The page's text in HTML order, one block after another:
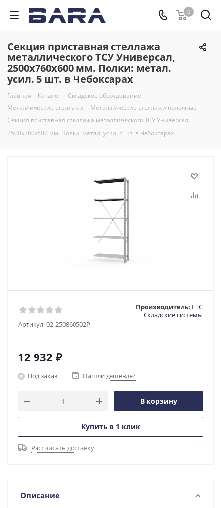
0
Секция приставная стеллажа
металлического ТСУ Универсал,
2500x760x600 мм. Полки: метал.
усил. 5 шт. в Чебоксарах
Главная - Каталог - Складское оборудование -
Металлические стеллажи - Металлические стеллажи полочные -
Секция приставная стеллажа металлического ТСУ Универсал,
2500x760x600 мм. Полки: метал. усил. 5 шт. в Чебоксарах
Артикул:02-250860502P
Производитель: ГТС
Складские системы
12 932 ₽
Под заказ Нашли дешевле?
В корзину
Купить в 1 клик
Рассчитать доставку
Описание